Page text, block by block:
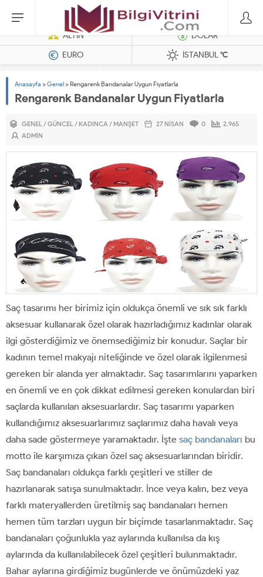
Dizel Jeneratörler
ALTIN
DOLAR
EURO
İSTANBUL°C
Anasayfa »Genel »Rengarenk Bandanalar Uygun Fiyatlarla
Rengarenk Bandanalar Uygun Fiyatlarla
GENEL/GÜNCEL/ KADINCA/ MANŞET 27 NISAN 0
2.965
ADMIN
Saç tasarımı her birimiz için oldukça önemli ve sık sık farklı
aksesuar kullanarak özel olarak hazırladığımız kadınlar olarak
ilgi gösterdiğimiz ve önemsediğimiz bir konudur. Saçlar bir
kadının temel makyajı niteliğinde ve özel olarak ilgilenmesi
gereken bir alanda yer almaktadır. Saç tasarımlarını yaparken
en önemli ve en çok dikkat edilmesi gereken konulardan biri
saçlarda kullanılan aksesuarlardır. Saç tasarımı yaparken
kullandığımız aksesuarlarımız saçlarımız daha havalı veya
daha sade göstermeye yaramaktadır. İşte saç bandanaları bu
motto ile karşımıza çıkan özel saç aksesuarlarından biridir.
Saç bandanaları oldukça farklı çeşitleri ve stiller de
hazırlanarak satışa sunulmaktadır. İnce veya kalın, bez veya
farklı materyallerden üretilmiş saç bandanaları hemen
hemen tüm tarzları uygun bir biçimde tasarlanmaktadır. Saç
bandanaları çoğunlukla yaz aylarında kullanılsa da kış
aylarında da kullanılabilecek özel çeşitleri bulunmaktadır.
Bahar aylarına girdiğimiz bugünlerde ve önümüzdeki yaz